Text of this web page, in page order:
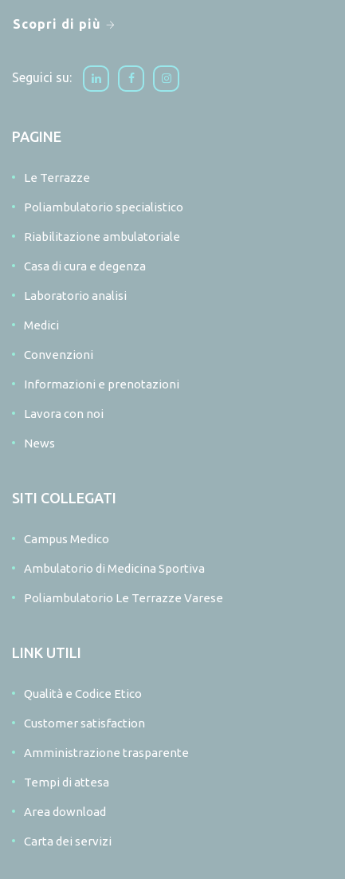
Scopri di più
Seguici su:
PAGINE
Le Terrazze
Poliambulatorio specialistico
Riabilitazione ambulatoriale
Casa di cura e degenza
Laboratorio analisi
Medici
Convenzioni
Informazioni e prenotazioni
Lavora con noi
News
SITI COLLEGATI
Campus Medico
Ambulatorio di Medicina Sportiva
Poliambulatorio Le Terrazze Varese
LINK UTILI
Qualità e Codice Etico
Customer satisfaction
Amministrazione trasparente
Tempi di attesa
Area download
Carta dei servizi